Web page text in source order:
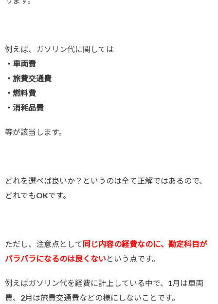
例えば、ガソリン代に関しては
・車両費
・旅費交通費
・燃料費
・消耗品費
等が該当します。
どれを選べば良いか？というのは全て正解ではあるので、
どれでもOKです。
ただし、注意点として同じ内容の経費なのに、勘定科目が
バラバラになるのは良くない という点です。
例えばガソリン代を経費に計上している中で、1月は車両
費、2月は旅費交通費などの様にしないことです。